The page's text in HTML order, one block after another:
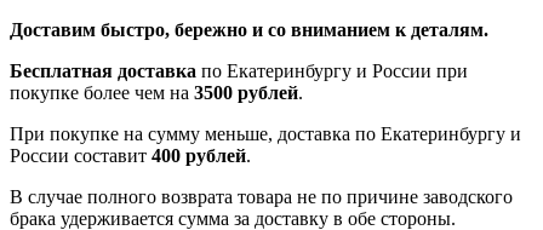
Доставим быстро, бережно и со вниманием к деталям.
Бесплатная доставка по Екатеринбургу и России при
покупке более чем на 3500 рублей.
При покупке на сумму меньше, доставка по Екатеринбургу и
России составит 400 рублей.
В случае полного возврата товара не по причине заводского
брака удерживается сумма за доставку в обе стороны.